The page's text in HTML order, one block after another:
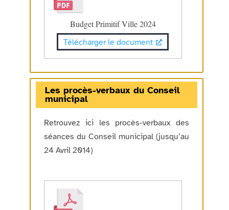
Budget Primitif Ville 2024
Télécharger le document
Les procès-verbaux du Conseil
municipal
Retrouvez ici les procès-verbaux des
séances du Conseil municipal (jusqu’au
24 Avril 2014)